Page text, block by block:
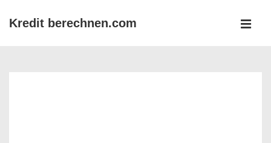
ZumKredit berechnen.com